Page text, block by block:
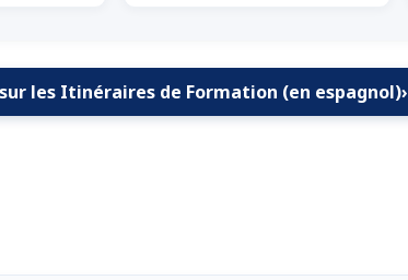
les Itinéraires de Formation (en espagnol)›